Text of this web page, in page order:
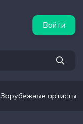
Войти
Зарубежные артисты